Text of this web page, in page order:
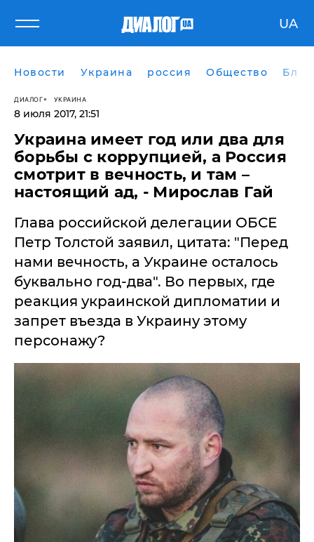
UA
Новости Украина россия Общество
ДИАЛОГ УКРАИНА
8 июля 2017, 21:51
Украина имеет год или два для
борьбы с коррупцией, а Россия
смотрит в вечность, и там –
настоящий ад, - Мирослав Гай
Глава российской делегации ОБСЕ
Петр Толстой заявил, цитата: "Перед
нами вечность, а Украине осталось
буквально год-два". Во первых, где
реакция украинской дипломатии и
запрет въезда в Украину этому
персонажу?